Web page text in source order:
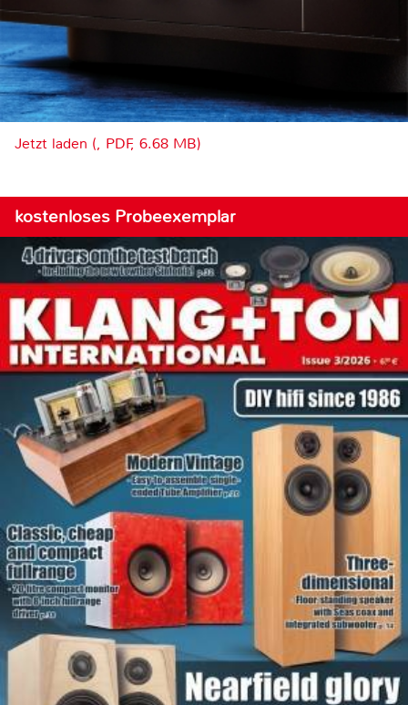
Jetzt laden (, PDF, 6.68 MB)
kostenloses Probeexemplar